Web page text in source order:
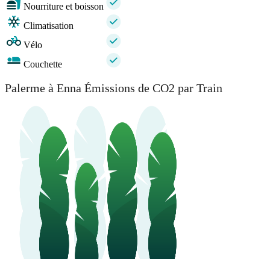
Nourriture et boisson
Climatisation
Vélo
Couchette
Palerme à Enna Émissions de CO2 par Train